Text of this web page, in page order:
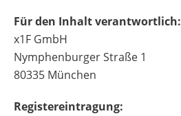
Für den Inhalt verantwortlich:
x1F GmbH
Nymphenburger Straße 1
80335 München
Registereintragung: